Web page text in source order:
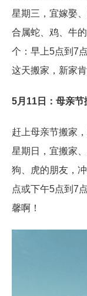
星期三，宜嫁娶
合属蛇、鸡、牛
个：早上5点到7
这天搬家，新家
5月11日：母亲节
赶上母亲节搬家
星期日，宜搬家
狗、虎的朋友，
点或下午5点到7
馨啊！